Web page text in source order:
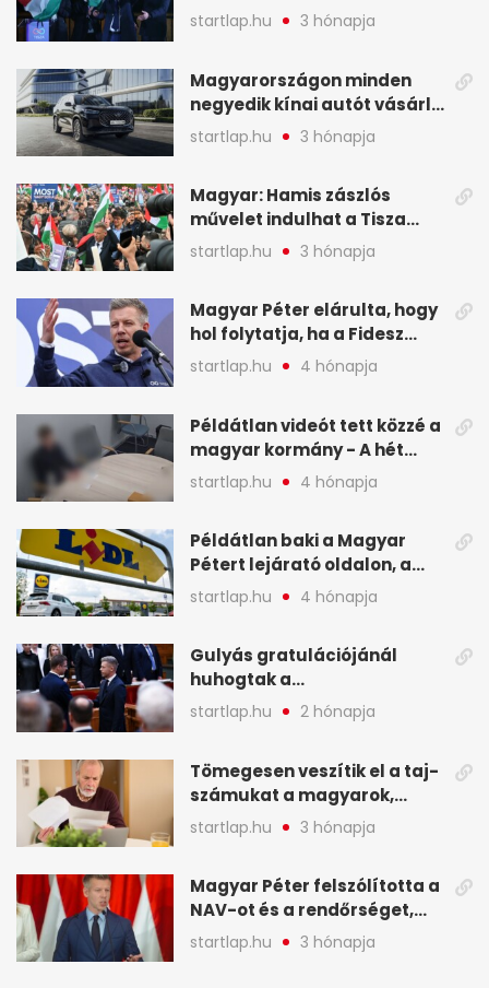
mutatjuk, hogyan alakulnak
a mandátumok
startlap.hu 3 hónapja
Magyarországon minden
negyedik kínai autót vásárló
a Chery mellett döntött (X)
startlap.hu 3 hónapja
Magyar: Hamis zászlós
művelet indulhat a Tisza
ellen a választás napján - A
hét legfontosabb eseményei
startlap.hu 3 hónapja
Magyar Péter elárulta, hogy
hol folytatja, ha a Fidesz
nyeri a választást - A hét
legfontosabb hírei
startlap.hu 4 hónapja
Példátlan videót tett közzé a
magyar kormány - A hét
legfontosabb hírei
képekben
startlap.hu 4 hónapja
Példátlan baki a Magyar
Pétert lejárató oldalon, a
Lidlnek azonnal lépnie
kellett - A hét legfontosabb
startlap.hu 4 hónapja
Gulyás gratulációjánál
huhogtak a
leghangosabban, miután
Magyart miniszterelnökké
legfontosabb hírei
képekben
startlap.hu 2 hónapja
Tömegesen veszítik el a taj-
számukat a magyarok,
sokak ellen eljárást indít a
NAV - A hét hírei képekben
startlap.hu 3 hónapja
Magyar Péter felszólította a
NAV-ot és a rendőrséget,
tartóztassák le a NER-es
oligarchákat - A hét
startlap.hu 3 hónapja